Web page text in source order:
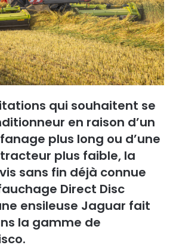
qui souhaitent se
en raison d’un
plus long ou d’une
plus faible, la
sans fin déjà connue
Direct Disc
ensileuse Jaguar fait
la gamme de